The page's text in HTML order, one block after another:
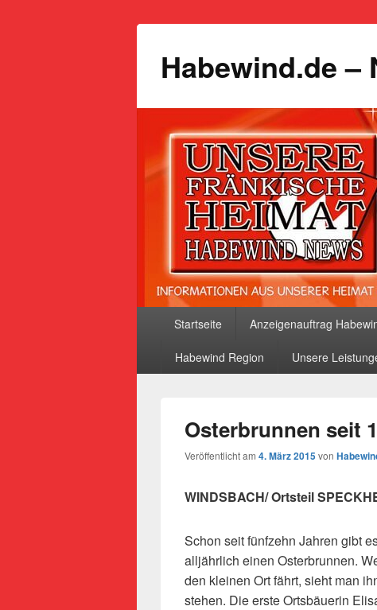
Habewind.de –
Startseite Anzeigenauftrag
Habewind Region Unsere
Osterbrunnen seit
Veröffentlicht am 4. März 2015von
WINDSBACH/ Ortsteil
Schon seit fünfzehn Jahren gibt
alljährlich einen Osterbrunnen.
den kleinen Ort fährt, sieht man
stehen. Die erste Ortsbäuerin